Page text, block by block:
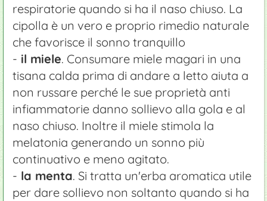
respiratorie quando si ha il naso chiuso. La
cipolla è un vero e proprio rimedio naturale
che favorisce il sonno tranquillo
- il miele. Consumare miele magari in una
tisana calda prima di andare a letto aiuta a
non russare perché le sue proprietà anti
infiammatorie danno sollievo alla gola e al
naso chiuso. Inoltre il miele stimola la
melatonia generando un sonno più
continuativo e meno agitato.
- la menta. Si tratta un'erba aromatica utile
per dare sollievo non soltanto quando si ha